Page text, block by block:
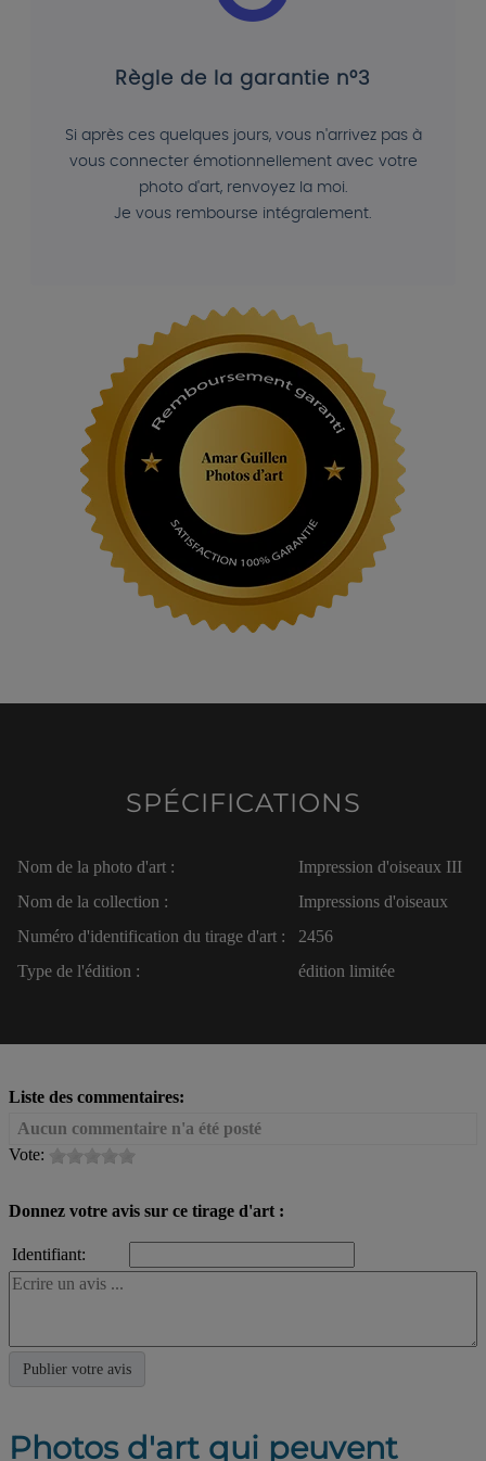
Règle de la garantie n°3
Si après ces quelques jours, vous n'arrivez pas à
vous connecter émotionnellement avec votre
photo d'art, renvoyez la moi.
Je vous rembourse intégralement.
SPÉCIFICATIONS
Nom de la photo d'art :
Impression d'oiseaux III
Nom de la collection :
Impressions d'oiseaux
Numéro d'identification du tirage d'art :
2456
Type de l'édition :
édition limitée
Liste des commentaires:
Aucun commentaire n'a été posté
Vote:
Donnez votre avis sur ce tirage d'art :
Identifiant:
Photos d'art qui peuvent